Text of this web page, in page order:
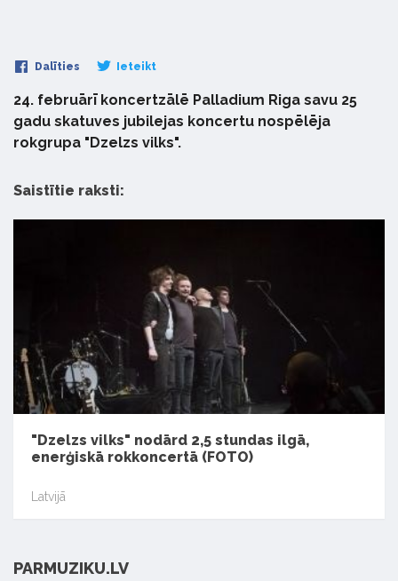
Dalīties Ieteikt
24. februārī koncertzālē Palladium Riga savu 25
gadu skatuves jubilejas koncertu nospēlēja
rokgrupa "Dzelzs vilks".
Saistītie raksti:
"Dzelzs vilks" nodārd 2,5 stundas ilgā,
enerģiskā rokkoncertā (FOTO)
Latvijā
PARMUZIKU.LV